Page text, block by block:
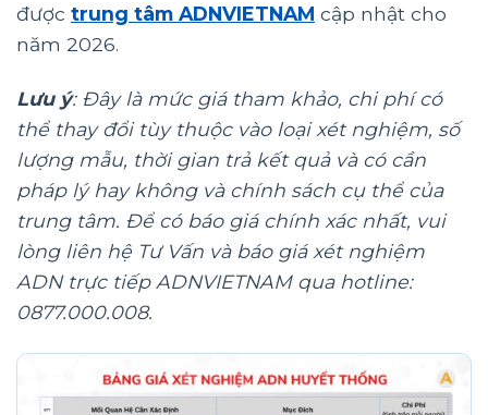
được trung tâm ADNVIETNAM cập nhật cho
năm 2026.
Lưu ý: Đây là mức giá tham khảo, chi phí có
thể thay đổi tùy thuộc vào loại xét nghiệm, số
lượng mẫu, thời gian trả kết quả và có cần
pháp lý hay không và chính sách cụ thể của
trung tâm. Để có báo giá chính xác nhất, vui
lòng liên hệ Tư Vấn và báo giá xét nghiệm
ADN trực tiếp ADNVIETNAM qua hotline:
0877.000.008.